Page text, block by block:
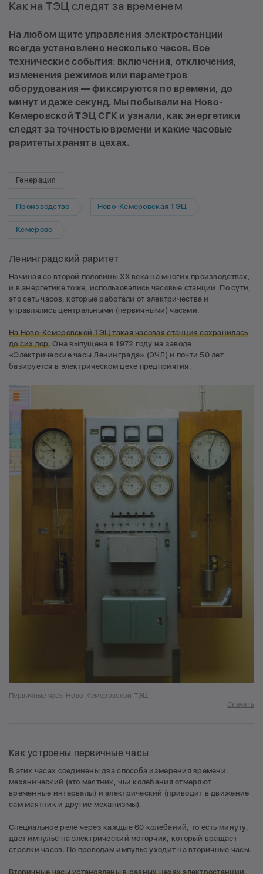
Как на ТЭЦ следят за временем
На любом щите управления электростанции
всегда установлено несколько часов. Все
технические события: включения, отключения,
изменения режимов или параметров
оборудования — фиксируются по времени, до
минут и даже секунд. Мы побывали на Ново-
Кемеровской ТЭЦ СГК и узнали, как энергетики
следят за точностью времени и какие часовые
раритеты хранят в цехах.
Генерация
Производство Ново-Кемеровская ТЭЦ
Кемерово
Ленинградский раритет
Начиная со второй половины XX века на многих производствах,
и в энергетике тоже, использовались часовые станции. По сути,
это сеть часов, которые работали от электричества и
управлялись центральными (первичными) часами.
На Ново-Кемеровской ТЭЦ такая часовая станция сохранилась
до сих пор.Она выпущена в 1972 году на заводе
«Электрические часы Ленинграда» (ЭЧЛ) и почти 50 лет
базируется в электрическом цехе предприятия.
Первичные часы Ново-Кемеровской ТЭЦ
Скачать
Как устроены первичные часы
В этих часах соединены два способа измерения времени:
механический (это маятник, чьи колебания отмеряют
временные интервалы) и электрический (приводит в движение
сам маятник и другие механизмы).
Специальное реле через каждые 60 колебаний, то есть минуту,
дает импульс на электрический моторчик, который вращает
стрелки часов. По проводам импульс уходит на вторичные часы.
Вторичные часы установлены в разных цехах электростанции,